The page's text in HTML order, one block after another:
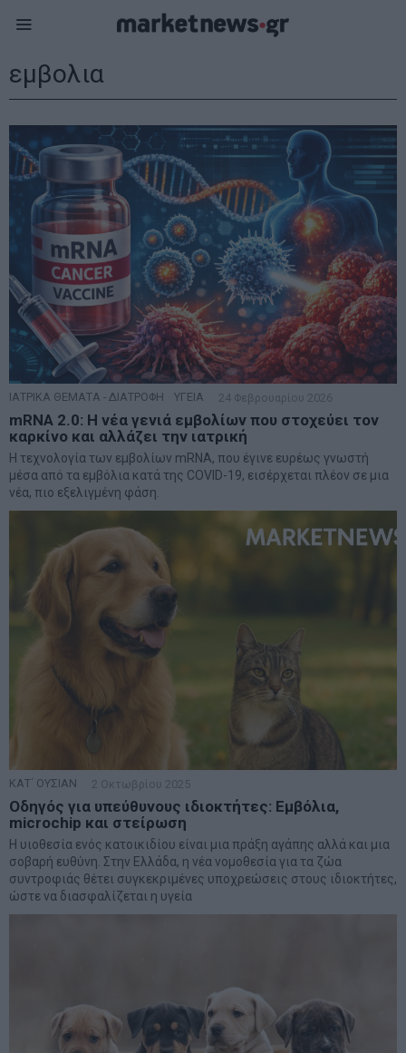
εμβολια
ΙΑΤΡΙΚΑ ΘΕΜΑΤΑ - ΔΙΑΤΡΟΦΗ ΥΓΕΙΑ 24 Φεβρουαρίου 2026
mRNA 2.0: Η νέα γενιά εμβολίων που στοχεύει τον
καρκίνο και αλλάζει την ιατρική
Η τεχνολογία των εμβολίων mRNA, που έγινε ευρέως γνωστή
μέσα από τα εμβόλια κατά της COVID-19, εισέρχεται πλέον σε μια
νέα, πιο εξελιγμένη φάση.
ΚΑΤ΄ ΟΥΣΙΑΝ 2 Οκτωβρίου 2025
Οδηγός για υπεύθυνους ιδιοκτήτες: Εμβόλια,
microchip και στείρωση
Η υιοθεσία ενός κατοικιδίου είναι μια πράξη αγάπης αλλά και μια
σοβαρή ευθύνη. Στην Ελλάδα, η νέα νομοθεσία για τα ζώα
συντροφιάς θέτει συγκεκριμένες υποχρεώσεις στους ιδιοκτήτες,
ώστε να διασφαλίζεται η υγεία